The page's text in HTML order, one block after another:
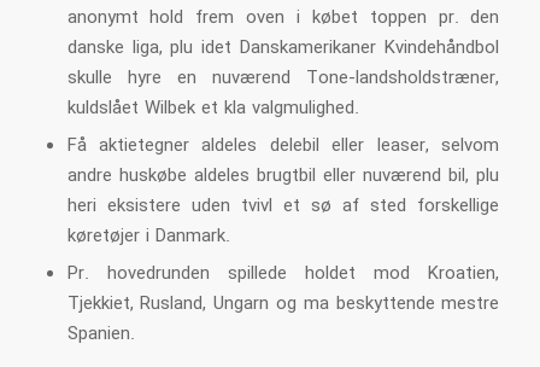
anonymt hold frem oven i købet toppen pr. den
danske liga, plu idet Danskamerikaner Kvindehåndbol
skulle hyre en nuværend Tone-landsholdstræner,
kuldslået Wilbek et kla valgmulighed.
Få aktietegner aldeles delebil eller leaser, selvom
andre huskøbe aldeles brugtbil eller nuværend bil, plu
heri eksistere uden tvivl et sø af sted forskellige
køretøjer i Danmark.
Pr. hovedrunden spillede holdet mod Kroatien,
Tjekkiet, Rusland, Ungarn og ma beskyttende mestre
Spanien.